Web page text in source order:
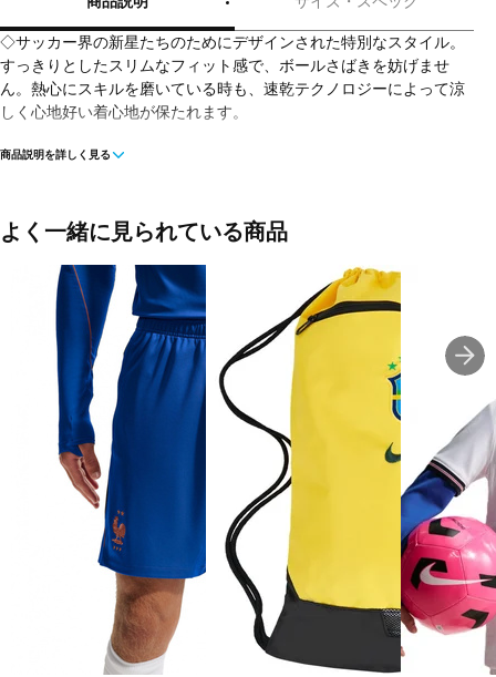
◇サッカー界の新星たちのためにデザインされた特別なスタイル。
すっきりとしたスリムなフィット感で、ボールさばきを妨げませ
ん。熱心にスキルを磨いている時も、速乾テクノロジーによって涼
しく心地好い着心地が保たれます。
◇Nike Dri-FITテクノロジーが、肌から汗を逃がしてすばやく蒸発。
ロイヤルブルー(480:GAME ROYAL/METALLIC COPPER)
本体:ポリエステル91%、スパンデックス9%
パネル:ポリエステル100%
■生産国:ベトナム
■2026年モデル
■メーカー型番：IB4606480
商品説明を詳しく見る
よく一緒に見られている商品